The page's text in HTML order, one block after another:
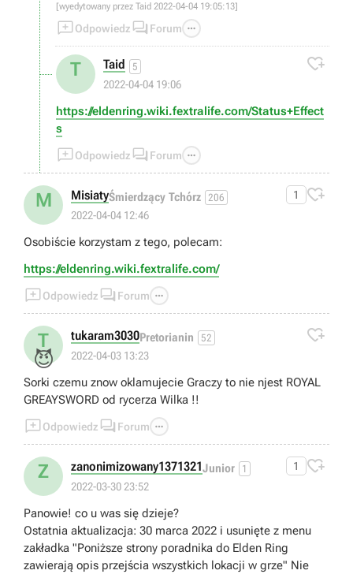
[wyedytowany przez Taid 2022-04-04 19:05:13]
Odpowiedz  Forum 
T Taid 5
2022-04-04 19:06

https://eldenring.wiki.fextralife.com/Status+Effect
s
Odpowiedz  Forum 
M MisiatyŚmierdzący Tchórz 206
2022-04-04 12:46
1 
Osobiście korzystam z tego, polecam:
https://eldenring.wiki.fextralife.com/
Odpowiedz  Forum 
T
😈
tukaram3030Pretorianin 52
2022-04-03 13:23

Sorki czemu znow oklamujecie Graczy to nie njest ROYAL
GREAYSWORD od rycerza Wilka !!
Odpowiedz  Forum 
Z zanonimizowany1371321Junior 1
2022-03-30 23:52
1 
Panowie! co u was się dzieje?
Ostatnia aktualizacja: 30 marca 2022 i usunięte z menu
zakładka "Poniższe strony poradnika do Elden Ring
zawierają opis przejścia wszystkich lokacji w grze" Nie